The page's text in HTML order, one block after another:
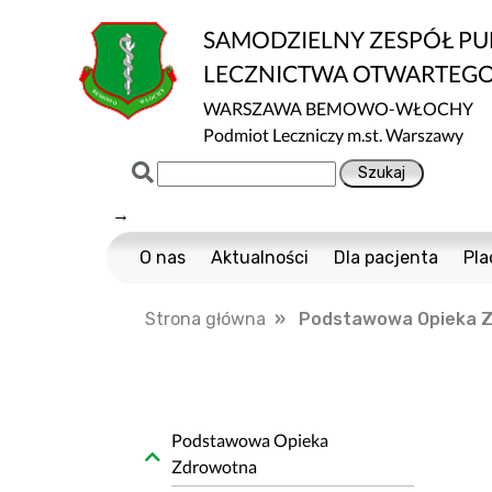
SAMODZIELNY ZESPÓŁ
LECZNICTWA
WARSZAWA BEMOWO-WŁOCHY
Podmiot Leczniczy m.st. Warszawy
→
O nas
Normy ISO
Dostępność
Informacja o wpływie działalności
Aktualności Dla pacjenta
Multisport
Strona główna » Podstawowa Opieka
Podstawowa Opieka
Zdrowotna